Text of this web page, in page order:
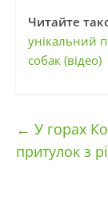
Читайте
унікальний
собак (відео)
← У горах
притулок з